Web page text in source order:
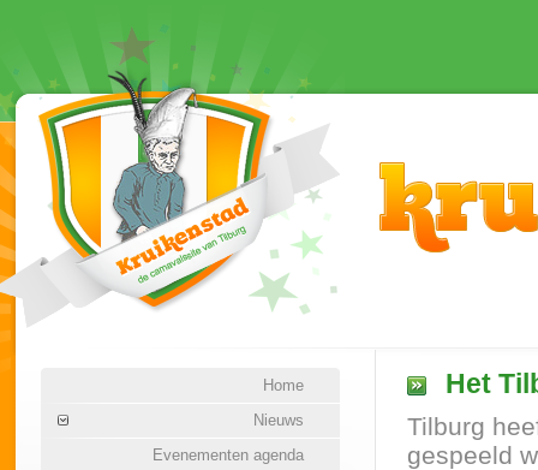
Home
Nieuws
Evenementen agenda
Het
Tilburg
gespeeld